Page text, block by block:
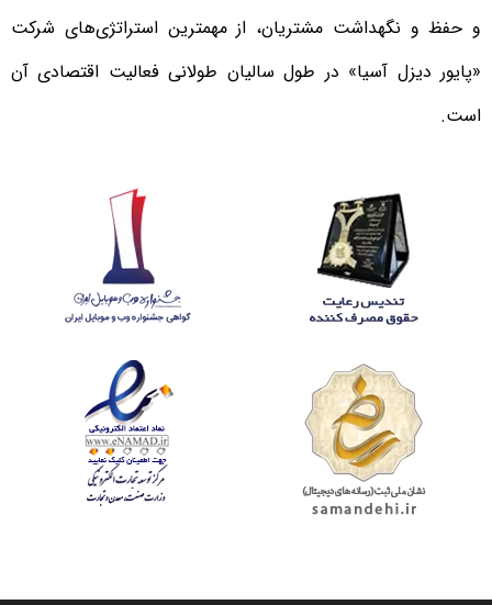
و حفظ و نگهداشت مشتریان، از مهمترین استراتژی‌های شرکت
«پایور دیزل آسیا» در طول سالیان طولانی فعالیت اقتصادی آن
است.